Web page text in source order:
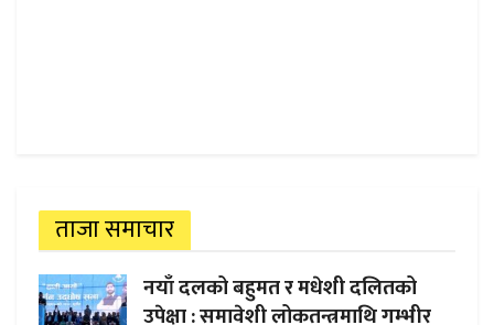
ताजा समाचार
नयाँ दलको बहुमत र मधेशी दलितको
उपेक्षा : समावेशी लोकतन्त्रमाथि गम्भीर